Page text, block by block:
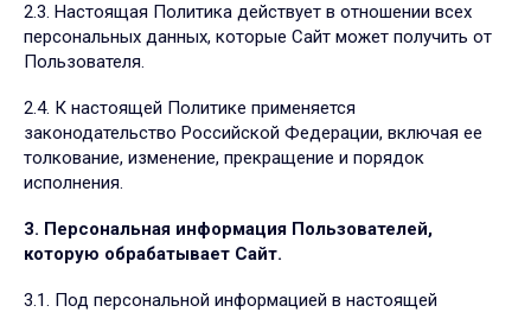
2.3. Настоящая Политика действует в отношении всех
персональных данных, которые Сайт может получить от
Пользователя.
2.4. К настоящей Политике применяется
законодательство Российской Федерации, включая ее
толкование, изменение, прекращение и порядок
исполнения.
3. Персональная информация Пользователей,
которую обрабатывает Сайт.
3.1. Под персональной информацией в настоящей